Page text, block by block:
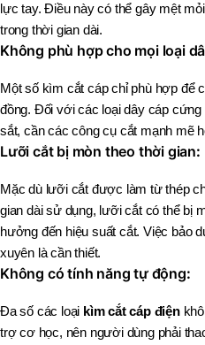
lực tay. Điều này có thể gây mệt
trong thời gian dài.
Không phù hợp cho mọi loại
Một số kìm cắt cáp chỉ phù hợp để
đồng. Đối với các loại dây cáp
sắt, cần các công cụ cắt mạnh mẽ
Lưỡi cắt bị mòn theo thời gian:
Mặc dù lưỡi cắt được làm từ thép
gian dài sử dụng, lưỡi cắt có thể bị
hưởng đến hiệu suất cắt. Việc bảo
xuyên là cần thiết.
Không có tính năng tự động:
Đa số các loại kìm cắt cáp điện
trợ cơ học, nên người dùng phải